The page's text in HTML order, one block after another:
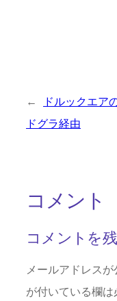
←
ドルックエア
ドグラ経由
コメント
コメントを
メールアドレスが
が付いている欄は